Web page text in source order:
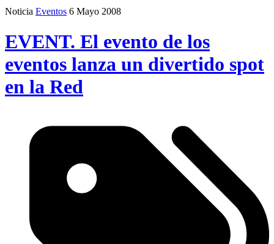
Noticia Eventos 6 Mayo 2008
EVENT. El evento de los
eventos lanza un divertido spot
en la Red